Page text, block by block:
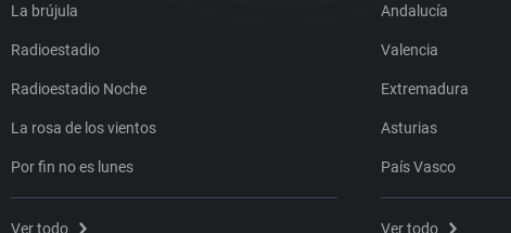
La brújula
Radioestadio
Radioestadio Noche
La rosa de los vientos
Por fin no es lunes
Ver todo
Andalucía
Valencia
Extremadura
Asturias
País Vasco
Ver todo